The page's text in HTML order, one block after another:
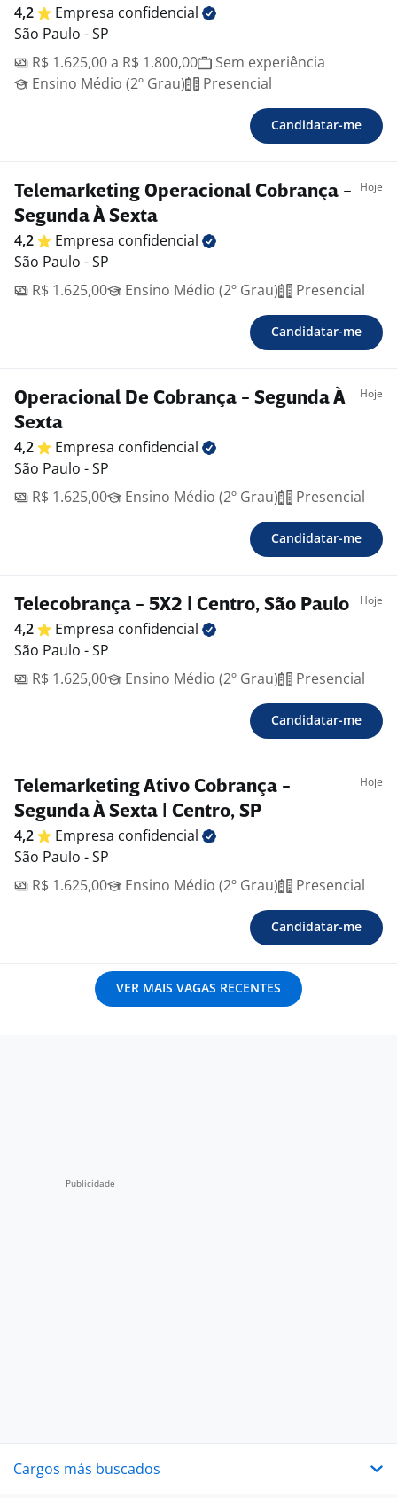
4,2 Empresa confidencial
São Paulo - SP
R$ 1.625,00 a R$ 1.800,00
Sem experiência
Ensino Médio (2º Grau)
Presencial
Candidatar-me
Telemarketing Operacional Cobrança -
Segunda À Sexta
Hoje
4,2 Empresa confidencial
São Paulo - SP
R$ 1.625,00
Ensino Médio (2º Grau) Presencial
Candidatar-me
Operacional De Cobrança - Segunda À
Sexta
Hoje
4,2 Empresa confidencial
São Paulo - SP
R$ 1.625,00
Ensino Médio (2º Grau) Presencial
Candidatar-me
Telecobrança - 5X2 | Centro, São Paulo Hoje
4,2 Empresa confidencial
São Paulo - SP
R$ 1.625,00
Ensino Médio (2º Grau) Presencial
Candidatar-me
Telemarketing Ativo Cobrança -
Segunda À Sexta | Centro, SP
Hoje
4,2 Empresa confidencial
São Paulo - SP
R$ 1.625,00
Ensino Médio (2º Grau) Presencial
Candidatar-me
VER MAIS VAGAS RECENTES
Cargos más buscados